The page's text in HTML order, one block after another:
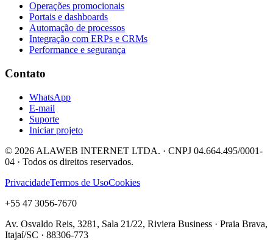
Operações promocionais
Portais e dashboards
Automação de processos
Integração com ERPs e CRMs
Performance e segurança
Contato
WhatsApp
E-mail
Suporte
Iniciar projeto
© 2026 ALAWEB INTERNET LTDA. · CNPJ 04.664.495/0001-
04 · Todos os direitos reservados.
PrivacidadeTermos de UsoCookies
+55 47 3056-7670
Av. Osvaldo Reis, 3281, Sala 21/22, Riviera Business · Praia Brava,
Itajaí/SC · 88306-773